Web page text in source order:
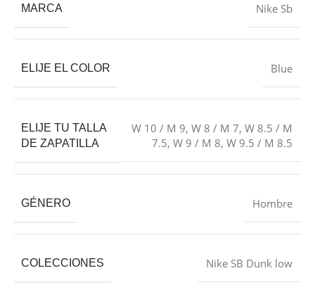
MARCA Nike Sb
ELIJE EL COLOR Blue
ELIJE TU TALLA
DE ZAPATILLA
W 10 / M 9, W 8 / M 7, W 8.5 / M
7.5, W 9 / M 8, W 9.5 / M 8.5
GÉNERO Hombre
COLECCIONES Nike SB Dunk low